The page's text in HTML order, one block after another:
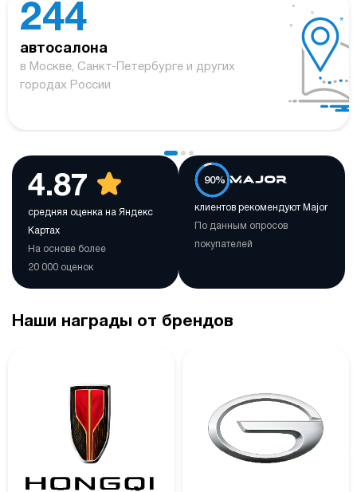
244
автосалона
в Москве, Санкт-Петербурге и других
городах России
4.87
средняя оценка на Яндекс
Картах
На основе более
20 000 оценок
90%
клиентов рекомендуют Major
По данным опросов
покупателей
Наши награды от брендов